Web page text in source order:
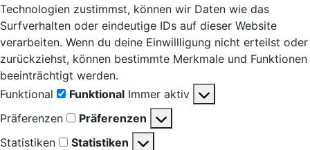
Technologien zustimmst, können wir Daten wie das
Surfverhalten oder eindeutige IDs auf dieser Website
verarbeiten. Wenn du deine Einwillligung nicht erteilst oder
zurückziehst, können bestimmte Merkmale und Funktionen
beeinträchtigt werden.
Funktional
Funktional Immer aktiv
Präferenzen
Präferenzen
Statistiken
Statistiken